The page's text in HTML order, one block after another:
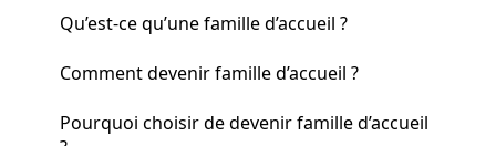
Qu’est-ce qu’une famille d’accueil ?
Comment devenir famille d’accueil ?
Pourquoi choisir de devenir famille d’accueil